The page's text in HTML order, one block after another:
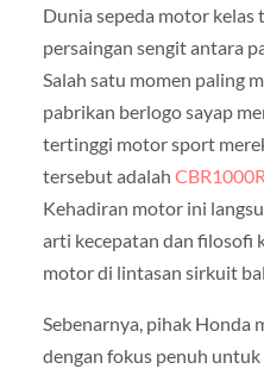
Dunia sepeda motor
persaingan sengit antara
Salah satu momen paling
pabrikan berlogo sayap
tertinggi motor sport
tersebut adalah
Kehadiran motor ini
arti kecepatan dan filosofi
motor di lintasan sirkuit
Sebenarnya, pihak Honda
dengan fokus penuh